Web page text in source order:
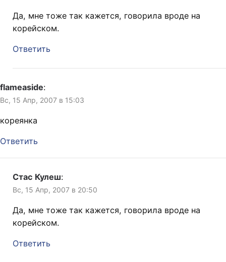
Да, мне тоже так кажется, говорила вроде на
корейском.
Ответить
flameaside:
Вс, 15 Апр, 2007 в 15:03
кореянка
Ответить
Стас Кулеш:
Вс, 15 Апр, 2007 в 20:50
Да, мне тоже так кажется, говорила вроде на
корейском.
Ответить